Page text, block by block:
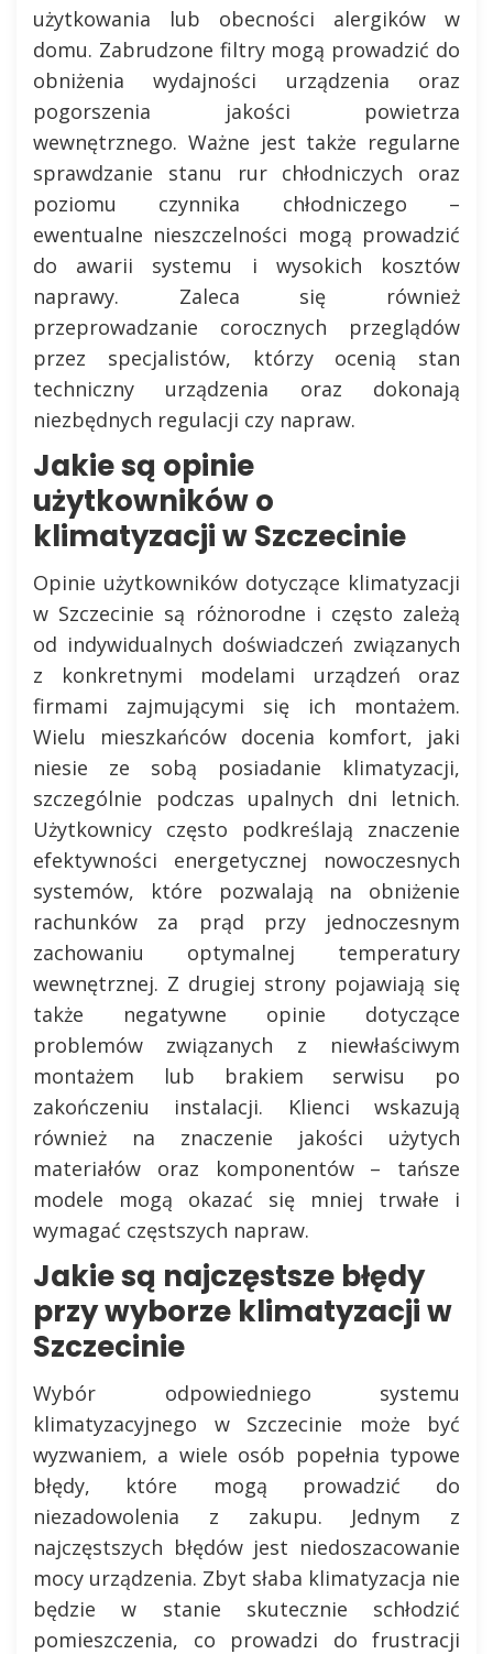
użytkowania lub obecności alergików w
domu. Zabrudzone filtry mogą prowadzić do
obniżenia wydajności urządzenia oraz
pogorszenia jakości powietrza
wewnętrznego. Ważne jest także regularne
sprawdzanie stanu rur chłodniczych oraz
poziomu czynnika chłodniczego –
ewentualne nieszczelności mogą prowadzić
do awarii systemu i wysokich kosztów
naprawy. Zaleca się również
przeprowadzanie corocznych przeglądów
przez specjalistów, którzy ocenią stan
techniczny urządzenia oraz dokonają
niezbędnych regulacji czy napraw.
Jakie są opinie
użytkowników o
klimatyzacji w Szczecinie
Opinie użytkowników dotyczące klimatyzacji
w Szczecinie są różnorodne i często zależą
od indywidualnych doświadczeń związanych
z konkretnymi modelami urządzeń oraz
firmami zajmującymi się ich montażem.
Wielu mieszkańców docenia komfort, jaki
niesie ze sobą posiadanie klimatyzacji,
szczególnie podczas upalnych dni letnich.
Użytkownicy często podkreślają znaczenie
efektywności energetycznej nowoczesnych
systemów, które pozwalają na obniżenie
rachunków za prąd przy jednoczesnym
zachowaniu optymalnej temperatury
wewnętrznej. Z drugiej strony pojawiają się
także negatywne opinie dotyczące
problemów związanych z niewłaściwym
montażem lub brakiem serwisu po
zakończeniu instalacji. Klienci wskazują
również na znaczenie jakości użytych
materiałów oraz komponentów – tańsze
modele mogą okazać się mniej trwałe i
wymagać częstszych napraw.
Jakie są najczęstsze błędy
przy wyborze klimatyzacji w
Szczecinie
Wybór odpowiedniego systemu
klimatyzacyjnego w Szczecinie może być
wyzwaniem, a wiele osób popełnia typowe
błędy, które mogą prowadzić do
niezadowolenia z zakupu. Jednym z
najczęstszych błędów jest niedoszacowanie
mocy urządzenia. Zbyt słaba klimatyzacja nie
będzie w stanie skutecznie schłodzić
pomieszczenia, co prowadzi do frustracji